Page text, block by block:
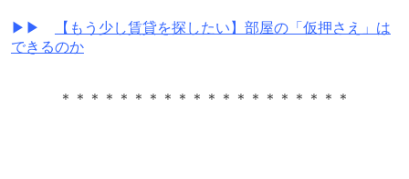
▶▶
【もう少し賃貸を探したい】部屋の「仮押さえ」は
できるのか
＊＊＊＊＊＊＊＊＊＊＊＊＊＊＊＊＊＊＊＊